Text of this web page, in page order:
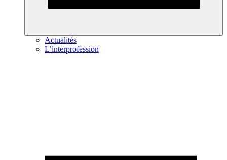
Actualités
L’interprofession